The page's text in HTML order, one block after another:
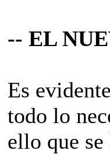
-- EL
Es
todo lo
ello que